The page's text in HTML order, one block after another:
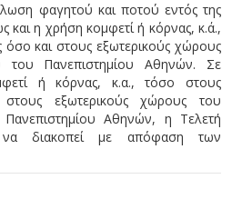
φαγητού και ποτού εντός της
και η χρήση κομφετί ή κόρνας, κ.ά.,
και στους εξωτερικούς χώρους
του Πανεπιστημίου Αθηνών. Σε
ή κόρνας, κ.α., τόσο στους
εξωτερικούς χώρους του
Πανεπιστημίου Αθηνών, η Τελετή
να διακοπεί με απόφαση των